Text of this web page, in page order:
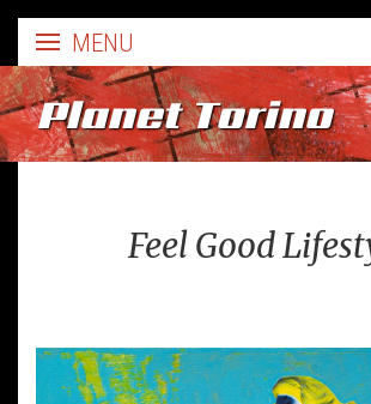
Feel Good
Planet Torino